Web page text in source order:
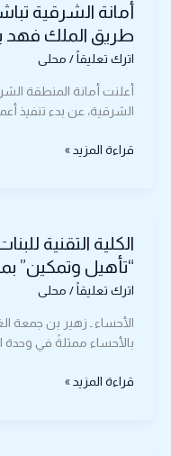
أمانة الشرقية
طريق الملك فهد
اترك تعليقاً / محلى
أعلنت أمانة المنطقة
الشرقية، عن بدء تنفيذ
الشرقية
تباشر
صيانة
ورفع
كفاءة
نفق
الملك
المرور
قراءة المزيد »
الكلية التقنية
“تأهيل وتمكين”
اترك تعليقاً / محلى
الأحساء ـ زهير بن جمعة
بالأحساء ممثلةً في وحدة
التقنية
للبنات
بالأحساء
تنظم
معرض
“تأهيل
بمشاركة
قراءة المزيد »